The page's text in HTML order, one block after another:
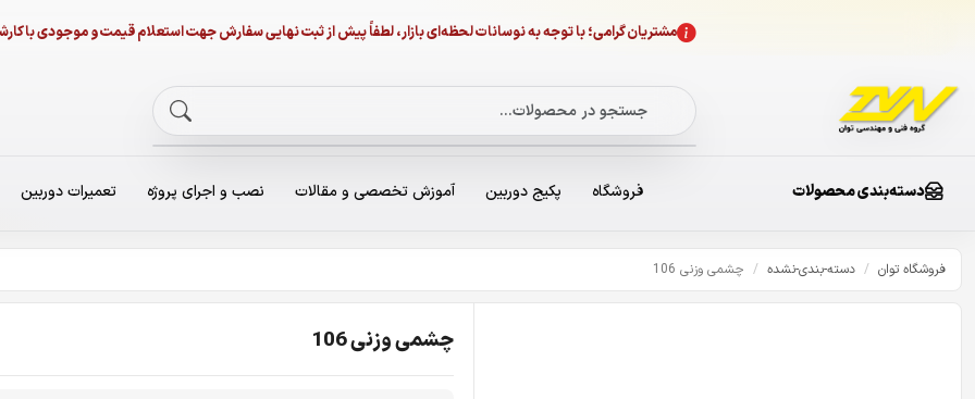
مشتریان گرامی؛ با توجه به نوسانات لحظه‌ای بازار، لطفاً پیش از ثبت نهایی سفارش جهت استعلام قیمت و موجودی با
دسته‌بندی محصولات فروشگاه پکیج دوربین آموزش تخصصی و مقالات نصب و اجرای پروژه تعمیرات دوربین
فروشگاه توان / دسته-بندی-نشده / چشمی وزنی 106
چشمی وزنی 106